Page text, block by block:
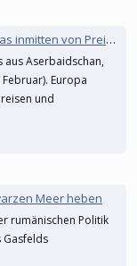
Lieferengpässen | Euractiv DE
aus Aserbaidschan,
Europa
und
Meer heben
rumänischen Politik
Gasfelds